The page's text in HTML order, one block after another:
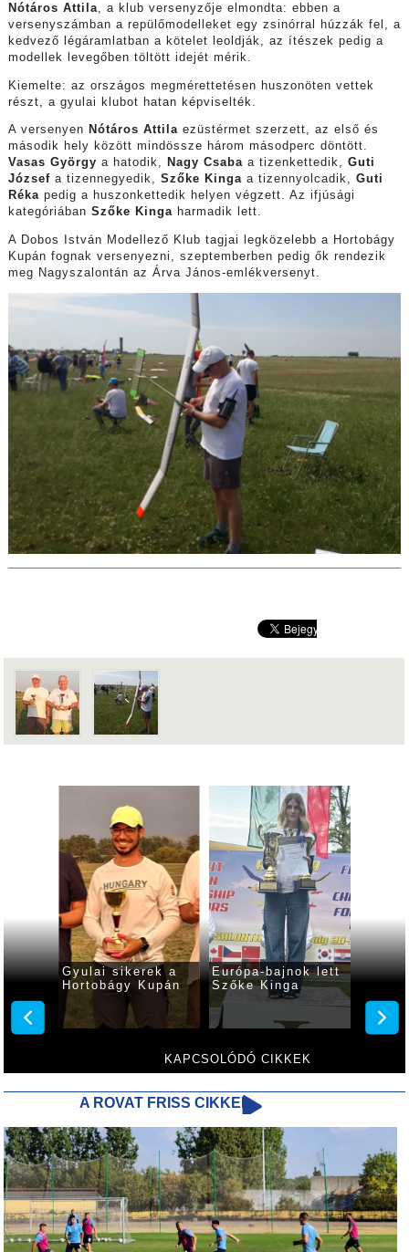
Nótáros Attila, a klub versenyzője elmondta: ebben a
versenyszámban a repülőmodelleket egy zsinórral húzzák fel, a
kedvező légáramlatban a kötelet leoldják, az ítészek pedig a
modellek levegőben töltött idejét mérik.
Kiemelte: az országos megmérettetésen huszonöten vettek
részt, a gyulai klubot hatan képviselték.
A versenyen Nótáros Attila ezüstérmet szerzett, az első és
második hely között mindössze három másodperc döntött.
Vasas György a hatodik, Nagy Csaba a tizenkettedik, Guti
József a tizennegyedik, Szőke Kinga a tizennyolcadik, Guti
Réka pedig a huszonkettedik helyen végzett. Az ifjúsági
kategóriában Szőke Kinga harmadik lett.
A Dobos István Modellező Klub tagjai legközelebb a Hortobágy
Kupán fognak versenyezni, szeptemberben pedig ők rendezik
meg Nagyszalontán az Árva János-emlékversenyt.
KAPCSOLÓDÓ CIKKEK
Gyulai sikerek a
Hortobágy Kupán
Európa-bajnok lett
Szőke Kinga
A ROVAT FRISS CIKKEI